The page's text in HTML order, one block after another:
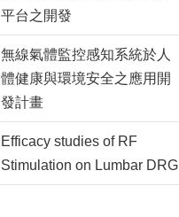
平台之開發
無線氣體監控感知系統於人
體健康與環境安全之應用開
發計畫
Efficacy studies of RF
Stimulation on Lumbar DRG